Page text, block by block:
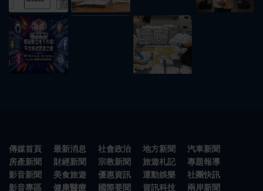
傳媒首頁 最新消息 社會政治 地方新聞
汽車新聞
房產新聞
財經新聞 宗教新聞 旅遊札記
專題報導
影音新聞
美食旅遊 優惠資訊 運動娛樂
社團快訊
影音專區
健康醫療 國際要聞 資訊科技 兩岸新聞